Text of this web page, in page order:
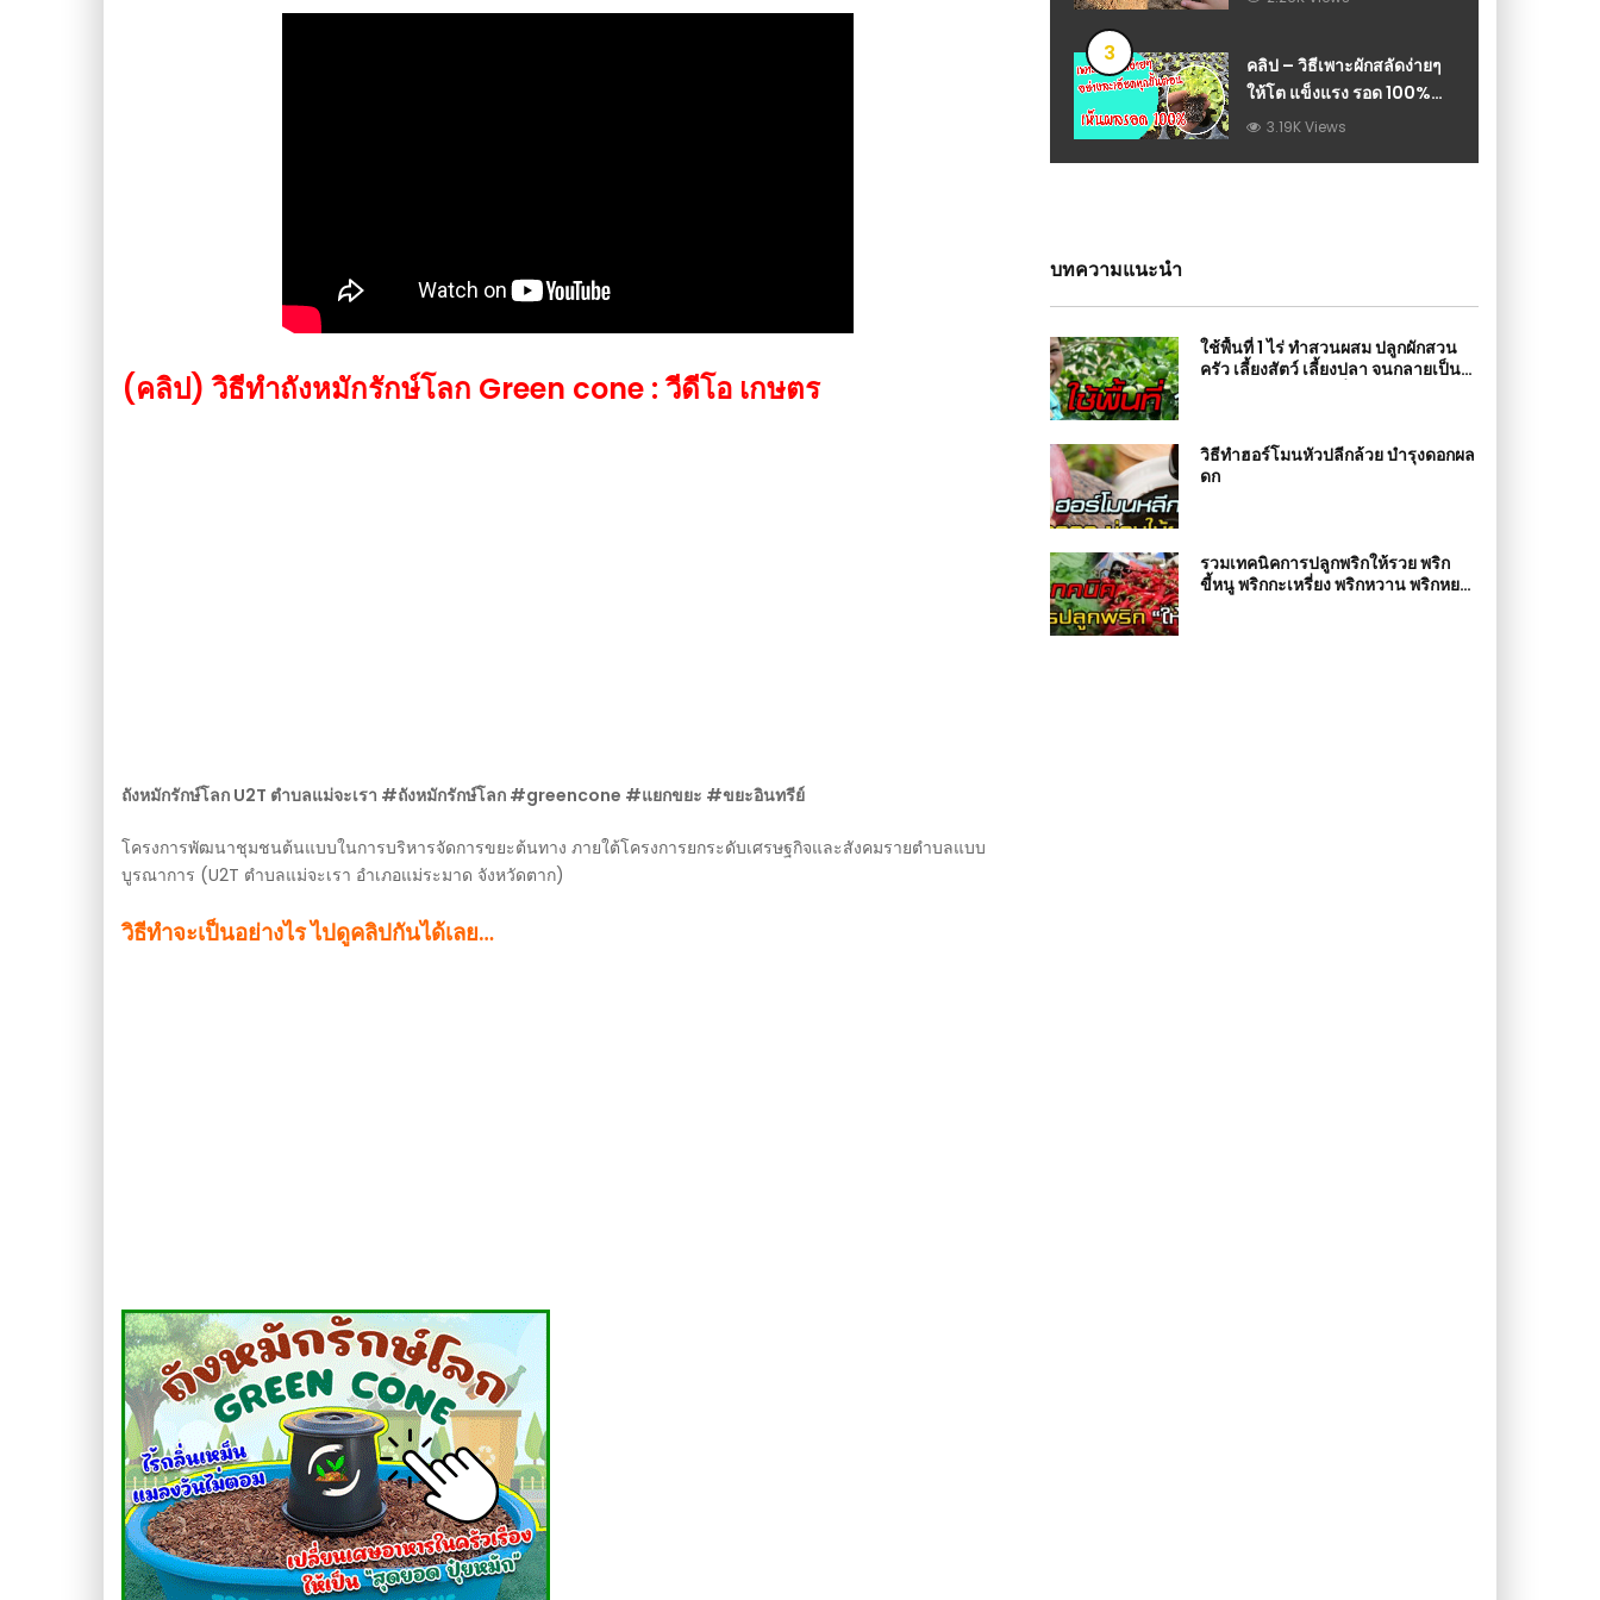
(คลิป) วิธีทำถังหมักรักษ์โลก Green cone : วีดีโอ เกษตร
ถังหมักรักษ์โลก U2T ตำบลแม่จะเรา #ถังหมักรักษ์โลก #greencone #แยกขยะ #ขยะอินทรีย์
โครงการพัฒนาชุมชนต้นแบบในการบริหารจัดการขยะต้นทาง ภายใต้โครงการยกระดับเศรษฐกิจและสังคมรายตำบลแบบ
บูรณาการ (U2T ตำบลแม่จะเรา อำเภอแม่ระมาด จังหวัดตาก)
วิธีทำจะเป็นอย่างไร ไปดูคลิปกันได้เลย…
3
คลิป – วิธีเพาะผักสลัดง่ายๆ
ให้โต แข็งแรง รอด 100%
แบบละเอียดทุกขั้นตอน :
3.19K Views
บทความแนะนำ
ใช้พื้นที่ 1 ไร่ ทำสวนผสม ปลูกผักสวน
ครัว เลี้ยงสัตว์ เลี้ยงปลา จนกลายเป็น
วิธีทำฮอร์โมนหัวปลีกล้วย บำรุงดอกผล
ดก
รวมเทคนิคการปลูกพริกให้รวย พริก
ขี้หนู พริกกะเหรี่ยง พริกหวาน พริกหยวก